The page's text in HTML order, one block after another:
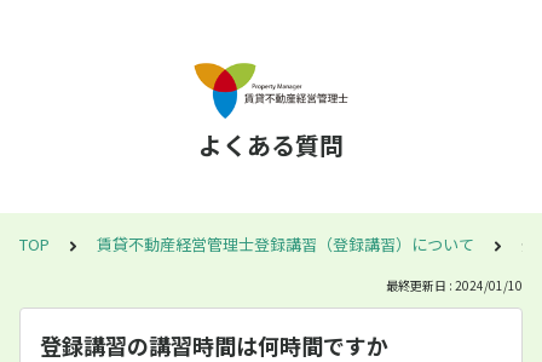
よくある質問
TOP 賃貸不動産経営管理士登録講習（登録講習）について 登
最終更新日 : 2024/01/10
登録講習の講習時間は何時間ですか